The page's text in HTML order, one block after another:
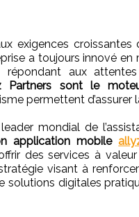
exigences
a toujours innové
aux
Partners sont le
permettent d’assurer
mondial de
application mobile
des services à valeur
visant à
digitales